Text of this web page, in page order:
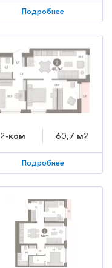
Подробнее
2-ком 60,7 м2
Подробнее